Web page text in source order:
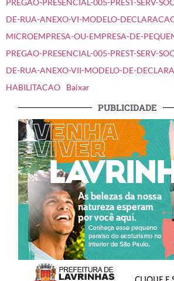
PREGAO-PRESENCIAL-005-PREST-SERV-
DE-RUA-ANEXO-VI-MODELO-
MICROEMPRESA-OU-EMPRESA-DE-
PREGAO-PRESENCIAL-005-PREST-SERV-
DE-RUA-ANEXO-VII-MODELO-DE-
HABILITACAO
Baixar
PUBLICIDADE